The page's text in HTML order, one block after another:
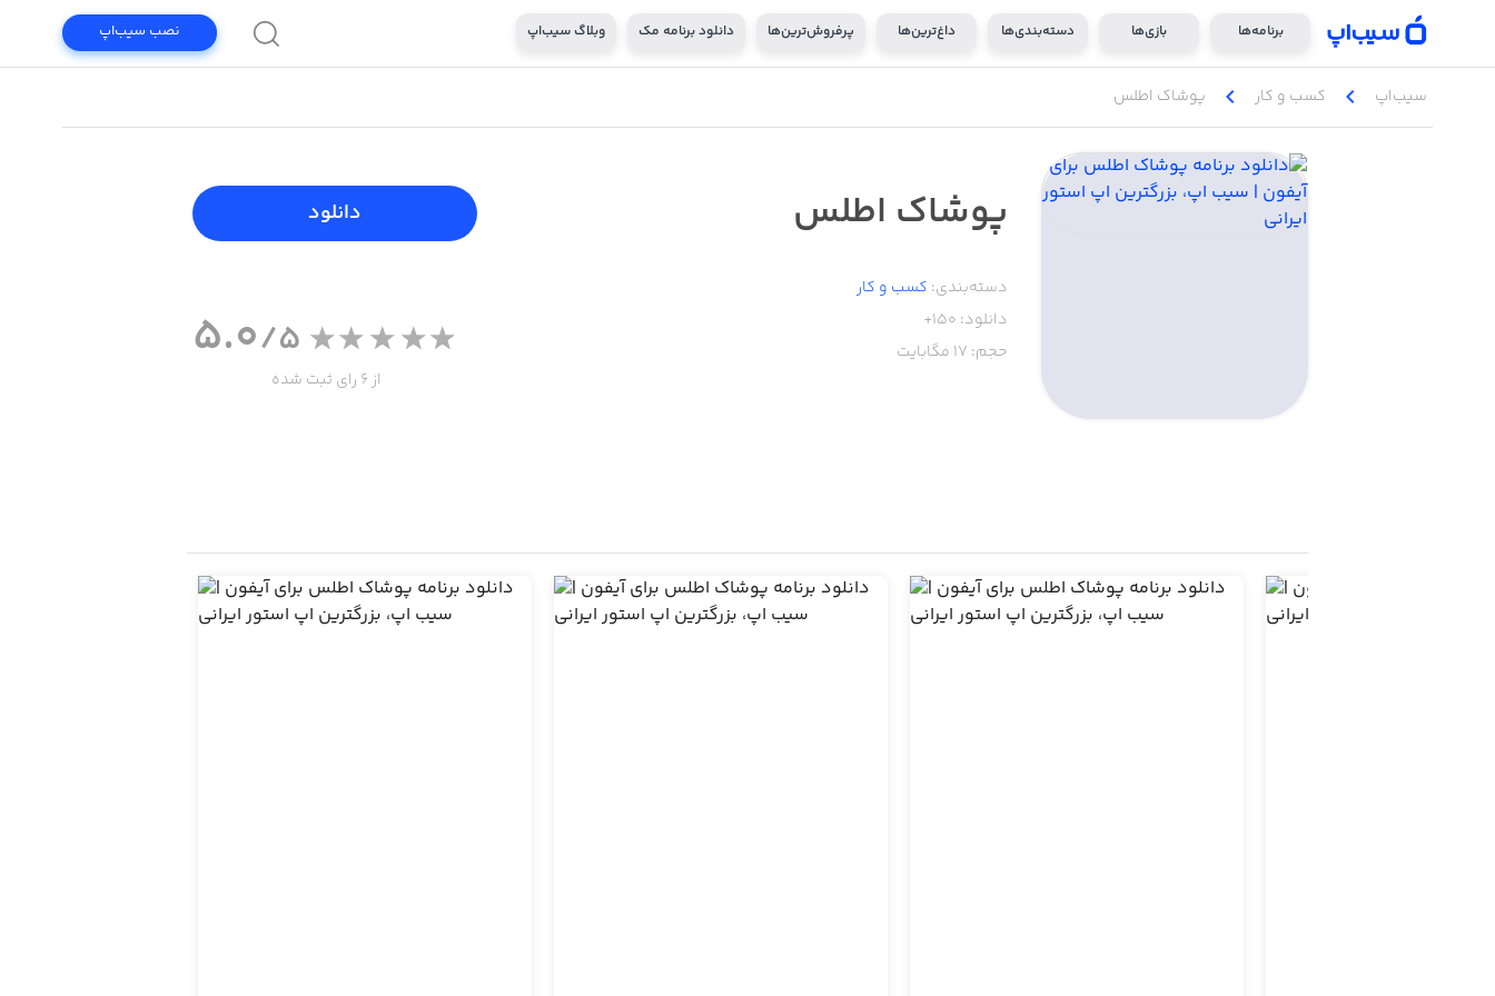
برنامه‌ها بازی‌ها دسته‌بندی‌ها داغ‌ترین‌ها پرفروش‌ترین‌ها دانلود برنامه مک وبلاگ سیب‌اپ نصب سیب‌اپ
سیب‌اپ chevron_left کسب‌ و ‌کار chevron_left پوشاک اطلس
پوشاک اطلس
دسته‌بندی: کسب‌ و ‌کار
دانلود: 150+
حجم: 17 مگابایت
دانلود
5.0/5
از 6 رای ثبت شده